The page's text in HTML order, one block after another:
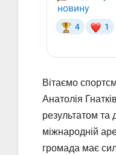
Вітаємо
Анатолія
результатом та
міжнародній
громада має